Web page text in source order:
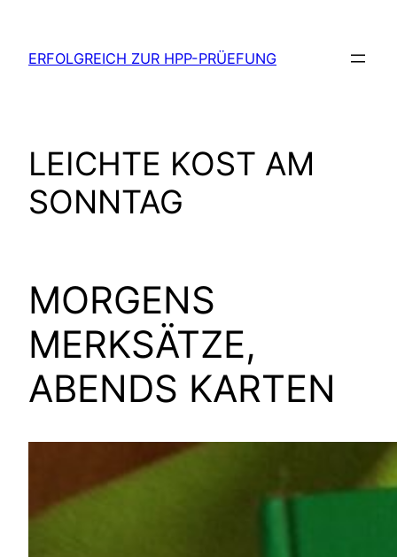
springen
ERFOLGREICH ZUR HPP-PRÜEFUNG
LEICHTE KOST AM
SONNTAG
MORGENS
MERKSÄTZE,
ABENDS KARTEN